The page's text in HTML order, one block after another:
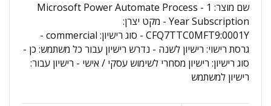
שם מוצר: Microsoft Power Automate Process - 1
Year Subscription - מקט יצרן:
CFQ7TTC0MFT9:0001Y - סוג רישיון: commercial -
גרסת רישוי: רישיון לשנה - נדרש רישיון עבור כל משתמש: כן -
סוג רישיון: רישיון מסחרי לשימוש עסקי / אישי - רישיון עבור:
רישיון למשתמש